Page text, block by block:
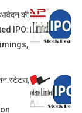
आवेदन की
IPO:
स्टेटस,